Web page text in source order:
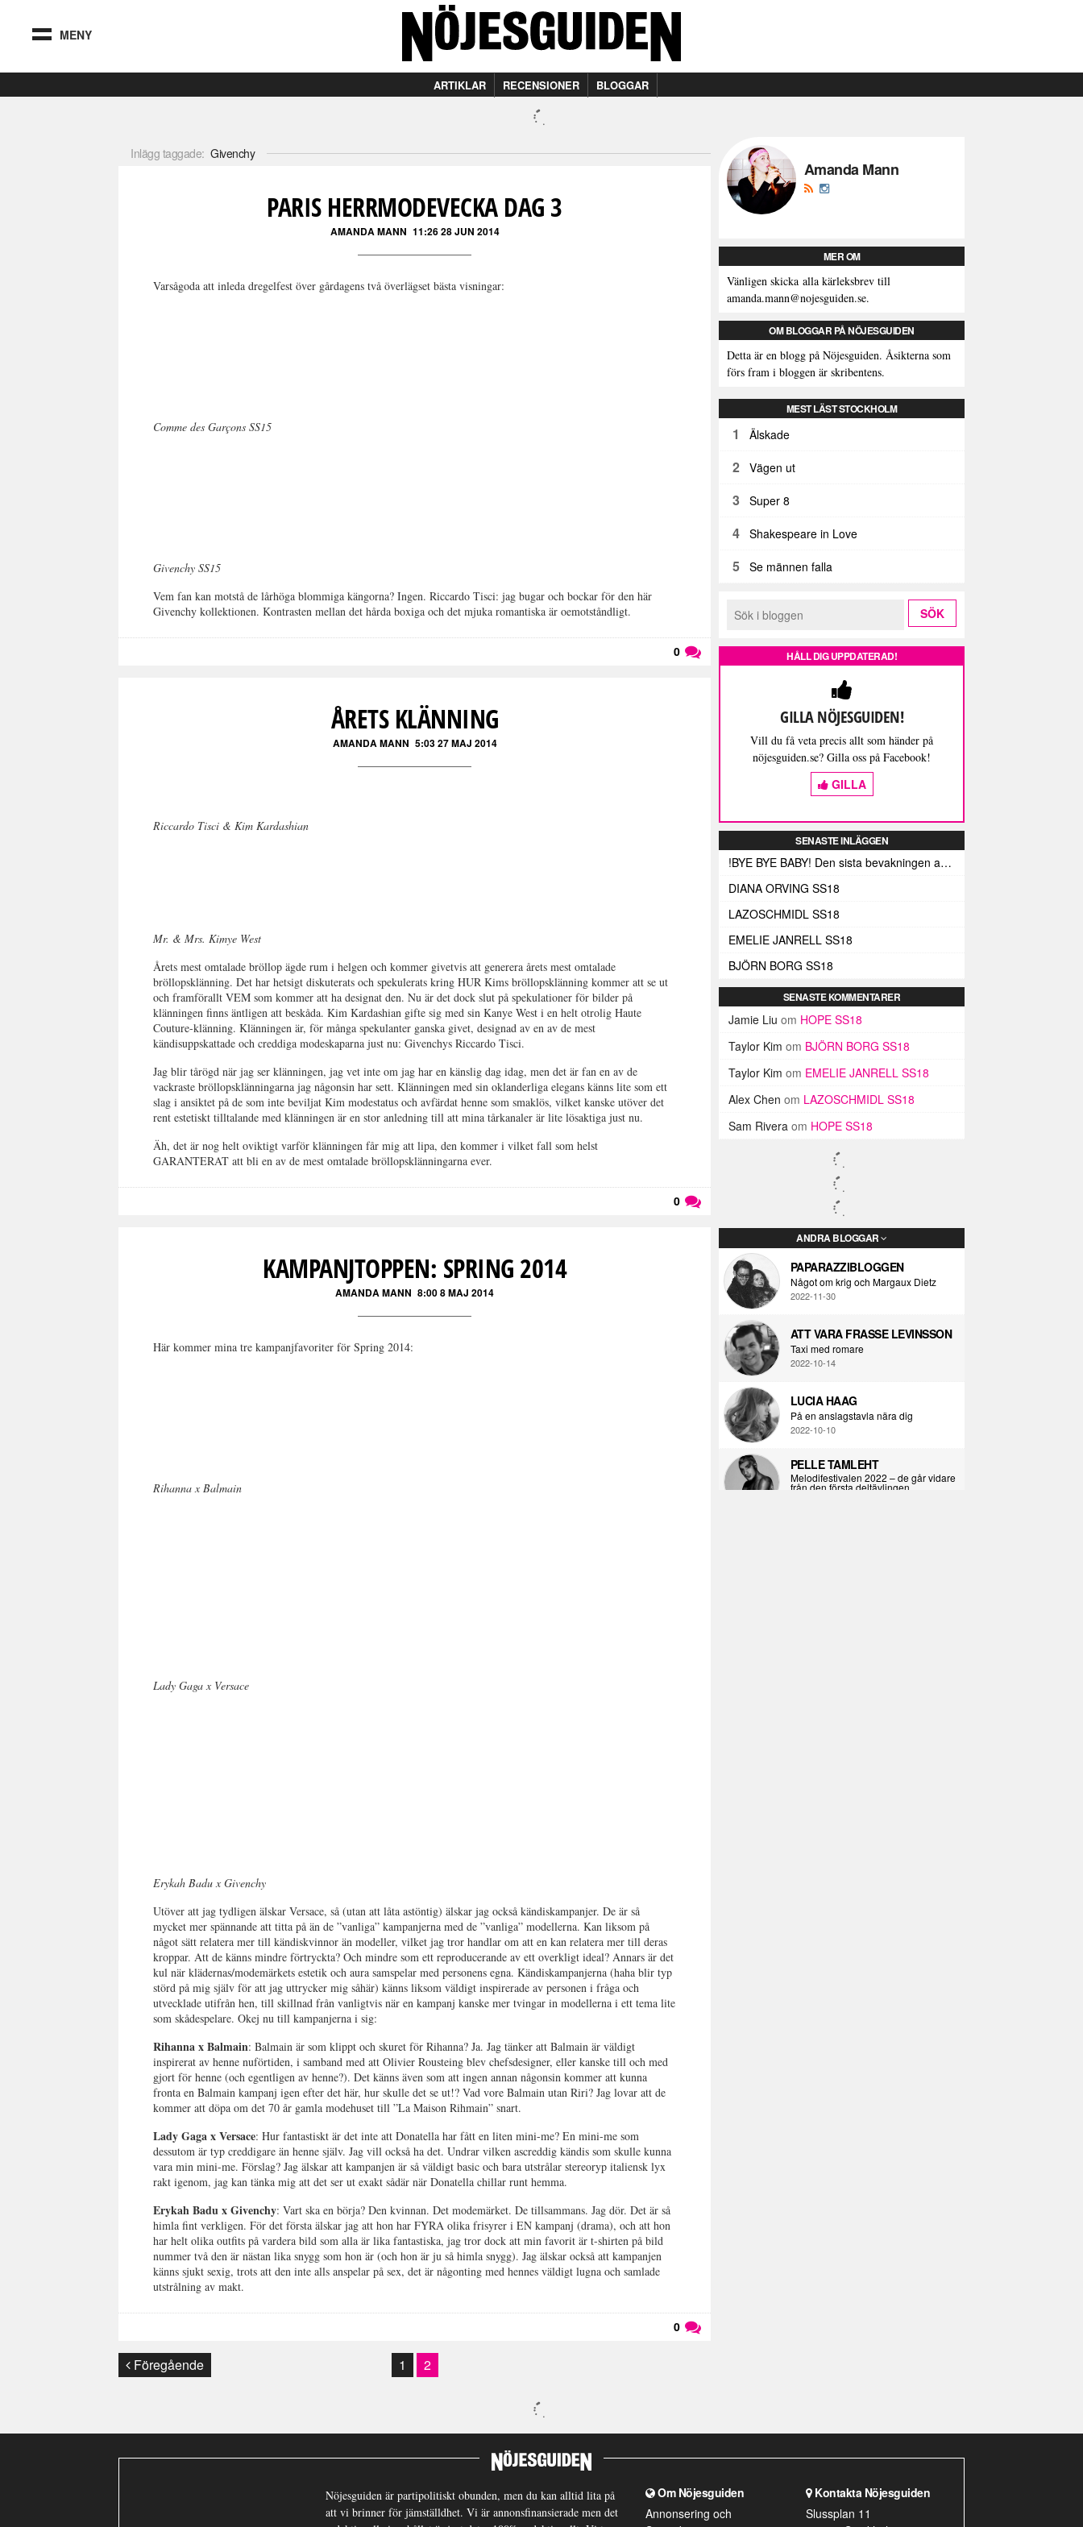
MENY
ARTIKLAR RECENSIONER BLOGGAR
Inlägg taggade: Givenchy
PARIS HERRMODEVECKA DAG 3
AMANDA MANN 11:26 28 JUN 2014
Varsågoda att inleda dregelfest över gårdagens två överlägset bästa visningar:
Comme des Garçons SS15
Givenchy SS15
Vem fan kan motstå de lårhöga blommiga kängorna? Ingen. Riccardo Tisci: jag bugar och bockar för den här
Givenchy kollektionen. Kontrasten mellan det hårda boxiga och det mjuka romantiska är oemotståndligt.
0
ÅRETS KLÄNNING
AMANDA MANN 5:03 27 MAJ 2014
Riccardo Tisci & Kim Kardashian
Mr. & Mrs. Kimye West
Årets mest omtalade bröllop ägde rum i helgen och kommer givetvis att generera årets mest omtalade
bröllopsklänning. Det har hetsigt diskuterats och spekulerats kring HUR Kims bröllopsklänning kommer att se ut
och framförallt VEM som kommer att ha designat den. Nu är det dock slut på spekulationer för bilder på
klänningen finns äntligen att beskåda. Kim Kardashian gifte sig med sin Kanye West i en helt otrolig Haute
Couture-klänning. Klänningen är, för många spekulanter ganska givet, designad av en av de mest
kändisuppskattade och creddiga modeskaparna just nu: Givenchys Riccardo Tisci.
Jag blir tårögd när jag ser klänningen, jag vet inte om jag har en känslig dag idag, men det är fan en av de
vackraste bröllopsklänningarna jag någonsin har sett. Klänningen med sin oklanderliga elegans känns lite som ett
slag i ansiktet på de som inte beviljat Kim modestatus och avfärdat henne som smaklös, vilket kanske utöver det
rent estetiskt tilltalande med klänningen är en stor anledning till att mina tårkanaler är lite lösaktiga just nu.
Äh, det är nog helt oviktigt varför klänningen får mig att lipa, den kommer i vilket fall som helst
GARANTERAT att bli en av de mest omtalade bröllopsklänningarna ever.
0
KAMPANJTOPPEN: SPRING 2014
AMANDA MANN 8:00 8 MAJ 2014
Här kommer mina tre kampanjfavoriter för Spring 2014:
Rihanna x Balmain
Lady Gaga x Versace
Erykah Badu x Givenchy
Utöver att jag tydligen älskar Versace, så (utan att låta astöntig) älskar jag också kändiskampanjer. De är så
mycket mer spännande att titta på än de ”vanliga” kampanjerna med de ”vanliga” modellerna. Kan liksom på
något sätt relatera mer till kändiskvinnor än modeller, vilket jag tror handlar om att en kan relatera mer till deras
kroppar. Att de känns mindre förtryckta? Och mindre som ett reproducerande av ett overkligt ideal? Annars är det
kul när klädernas/modemärkets estetik och aura samspelar med personens egna. Kändiskampanjerna (haha blir typ
störd på mig själv för att jag uttrycker mig såhär) känns liksom väldigt inspirerade av personen i fråga och
utvecklade utifrån hen, till skillnad från vanligtvis när en kampanj kanske mer tvingar in modellerna i ett tema lite
som skådespelare. Okej nu till kampanjerna i sig:
Rihanna x Balmain: Balmain är som klippt och skuret för Rihanna? Ja. Jag tänker att Balmain är väldigt
inspirerat av henne nuförtiden, i samband med att Olivier Rousteing blev chefsdesigner, eller kanske till och med
gjort för henne (och egentligen av henne?). Det känns även som att ingen annan någonsin kommer att kunna
fronta en Balmain kampanj igen efter det här, hur skulle det se ut!? Vad vore Balmain utan Riri? Jag lovar att de
kommer att döpa om det 70 år gamla modehuset till ”La Maison Rihmain” snart.
Lady Gaga x Versace: Hur fantastiskt är det inte att Donatella har fått en liten mini-me? En mini-me som
dessutom är typ creddigare än henne själv. Jag vill också ha det. Undrar vilken ascreddig kändis som skulle kunna
vara min mini-me. Förslag? Jag älskar att kampanjen är så väldigt basic och bara utstrålar stereoryp italiensk lyx
rakt igenom, jag kan tänka mig att det ser ut exakt sådär när Donatella chillar runt hemma.
Erykah Badu x Givenchy: Vart ska en börja? Den kvinnan. Det modemärket. De tillsammans. Jag dör. Det är så
himla fint verkligen. För det första älskar jag att hon har FYRA olika frisyrer i EN kampanj (drama), och att hon
har helt olika outfits på vardera bild som alla är lika fantastiska, jag tror dock att min favorit är t-shirten på bild
nummer två den är nästan lika snygg som hon är (och hon är ju så himla snygg). Jag älskar också att kampanjen
känns sjukt sexig, trots att den inte alls anspelar på sex, det är någonting med hennes väldigt lugna och samlade
utstrålning av makt.
0
Föregående 1 2
Amanda Mann
MER OM
Vänligen skicka alla kärleksbrev till
amanda.mann@nojesguiden.se.
OM BLOGGAR PÅ NÖJESGUIDEN
Detta är en blogg på Nöjesguiden. Åsikterna som
förs fram i bloggen är skribentens.
MEST LÄST STOCKHOLM
1 Älskade
2 Vägen ut
3 Super 8
4 Shakespeare in Love
5 Se männen falla
HÅLL DIG UPPDATERAD!
GILLA NÖJESGUIDEN!
Vill du få veta precis allt som händer på
nöjesguiden.se? Gilla oss på Facebook!
GILLA
SENASTE INLÄGGEN
!BYE BYE BABY! Den sista bevakningen av Fashion Week Stockholm – och med den de sista skrivna orden (här)
DIANA ORVING SS18
LAZOSCHMIDL SS18
EMELIE JANRELL SS18
BJÖRN BORG SS18
SENASTE KOMMENTARER
Jamie Liu om HOPE SS18
Taylor Kim om BJÖRN BORG SS18
Taylor Kim om EMELIE JANRELL SS18
Alex Chen om LAZOSCHMIDL SS18
Sam Rivera om HOPE SS18
ANDRA BLOGGAR
PAPARAZZIBLOGGEN
Något om krig och Margaux Dietz
2022-11-30
ATT VARA FRASSE LEVINSSON
Taxi med romare
2022-10-14
LUCIA HAAG
På en anslagstavla nära dig
2022-10-10
PELLE TAMLEHT
Melodifestivalen 2022 – de går vidare
från den första deltävlingen
2017-08-30
Nöjesguiden är partipolitiskt obunden, men du kan alltid lita på
att vi brinner för jämställdhet. Vi är annonsfinansierade men det
Om Nöjesguiden
Annonsering och
Kontakta Nöjesguiden
Slussplan 11